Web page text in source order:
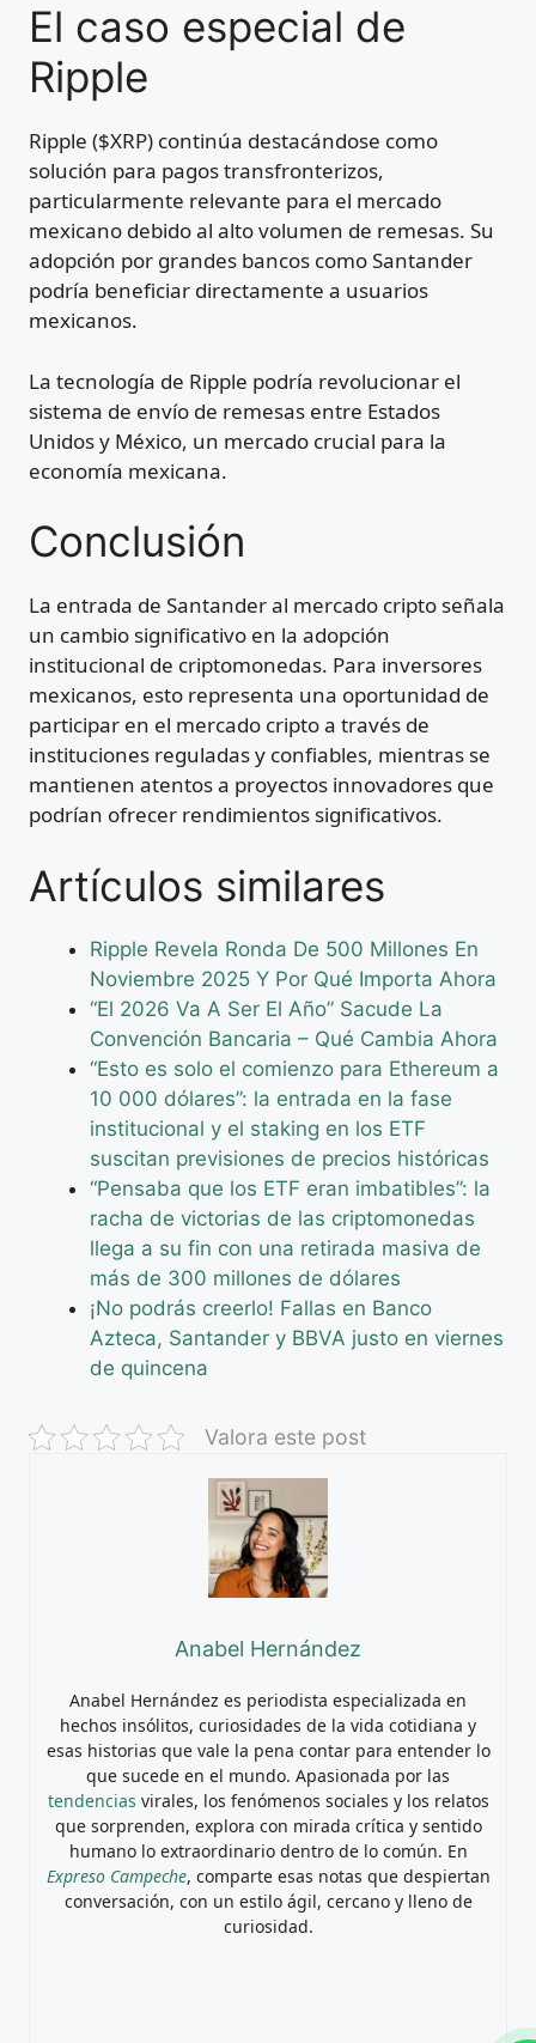
El caso especial de
Ripple
Ripple ($XRP) continúa destacándose como
solución para pagos transfronterizos,
particularmente relevante para el mercado
mexicano debido al alto volumen de remesas. Su
adopción por grandes bancos como Santander
podría beneficiar directamente a usuarios
mexicanos.
La tecnología de Ripple podría revolucionar el
sistema de envío de remesas entre Estados
Unidos y México, un mercado crucial para la
economía mexicana.
Conclusión
La entrada de Santander al mercado cripto señala
un cambio significativo en la adopción
institucional de criptomonedas. Para inversores
mexicanos, esto representa una oportunidad de
participar en el mercado cripto a través de
instituciones reguladas y confiables, mientras se
mantienen atentos a proyectos innovadores que
podrían ofrecer rendimientos significativos.
Artículos similares
Ripple Revela Ronda De 500 Millones En
Noviembre 2025 Y Por Qué Importa Ahora
“El 2026 Va A Ser El Año” Sacude La
Convención Bancaria – Qué Cambia Ahora
“Esto es solo el comienzo para Ethereum a
10 000 dólares”: la entrada en la fase
institucional y el staking en los ETF
suscitan previsiones de precios históricas
“Pensaba que los ETF eran imbatibles”: la
racha de victorias de las criptomonedas
llega a su fin con una retirada masiva de
más de 300 millones de dólares
¡No podrás creerlo! Fallas en Banco
Azteca, Santander y BBVA justo en viernes
de quincena
Valora este post
Anabel Hernández
Anabel Hernández es periodista especializada en
hechos insólitos, curiosidades de la vida cotidiana y
esas historias que vale la pena contar para entender lo
que sucede en el mundo. Apasionada por las
tendencias virales, los fenómenos sociales y los relatos
que sorprenden, explora con mirada crítica y sentido
humano lo extraordinario dentro de lo común. En
Expreso Campeche, comparte esas notas que despiertan
conversación, con un estilo ágil, cercano y lleno de
curiosidad.